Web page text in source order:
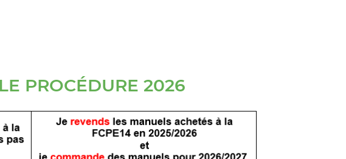
PROCÉDURE 2026